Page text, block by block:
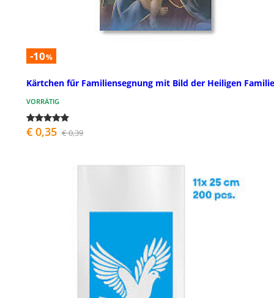
-10%
Kärtchen fűr Familiensegnung mit Bild der Heiligen Familie
VORRÄTIG
€ 0,35 € 0,39